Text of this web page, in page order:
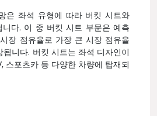
은 좌석 유형에 따라 버킷 시트와
다. 이 중 버킷 시트 부문은 예측
장 점유율로 가장 큰 시장 점유율
니다. 버킷 시트는 좌석 디자인이
스포츠카 등 다양한 차량에 탑재되